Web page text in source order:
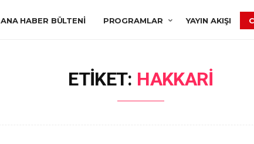
ANA HABER BÜLTENI PROGRAMLAR YAYIN AKIŞI
ETIKET: HAKKARI